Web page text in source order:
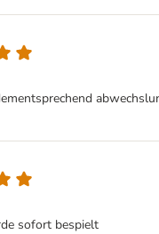
sofort bespielt